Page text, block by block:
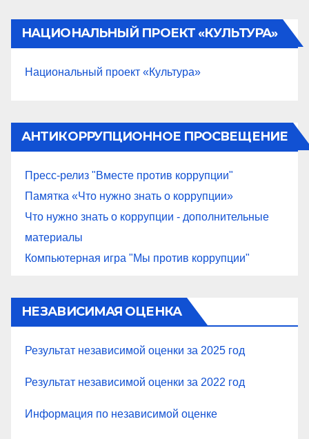
НАЦИОНАЛЬНЫЙ ПРОЕКТ «КУЛЬТУРА»
Национальный проект «Культура»
АНТИКОРРУПЦИОННОЕ ПРОСВЕЩЕНИЕ
Пресс-релиз "Вместе против коррупции"
Памятка «Что нужно знать о коррупции»
Что нужно знать о коррупции - дополнительные
материалы
Компьютерная игра "Мы против коррупции"
НЕЗАВИСИМАЯ ОЦЕНКА
Результат независимой оценки за 2025 год
Результат независимой оценки за 2022 год
Информация по независимой оценке